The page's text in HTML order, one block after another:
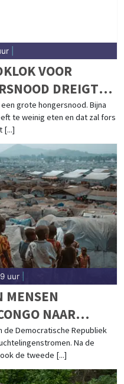
VOOR
DREIGT
grote hongersnood. Bijna
te weinig eten en dat zal fors
[...]
uur
MENSEN
NAAR
de Democratische Republiek
Na de
de tweede [...]